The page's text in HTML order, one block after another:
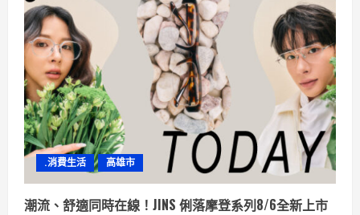
.消費生活 高雄市
潮流、舒適同時在線！JINS 俐落摩登系列8/6全新上市